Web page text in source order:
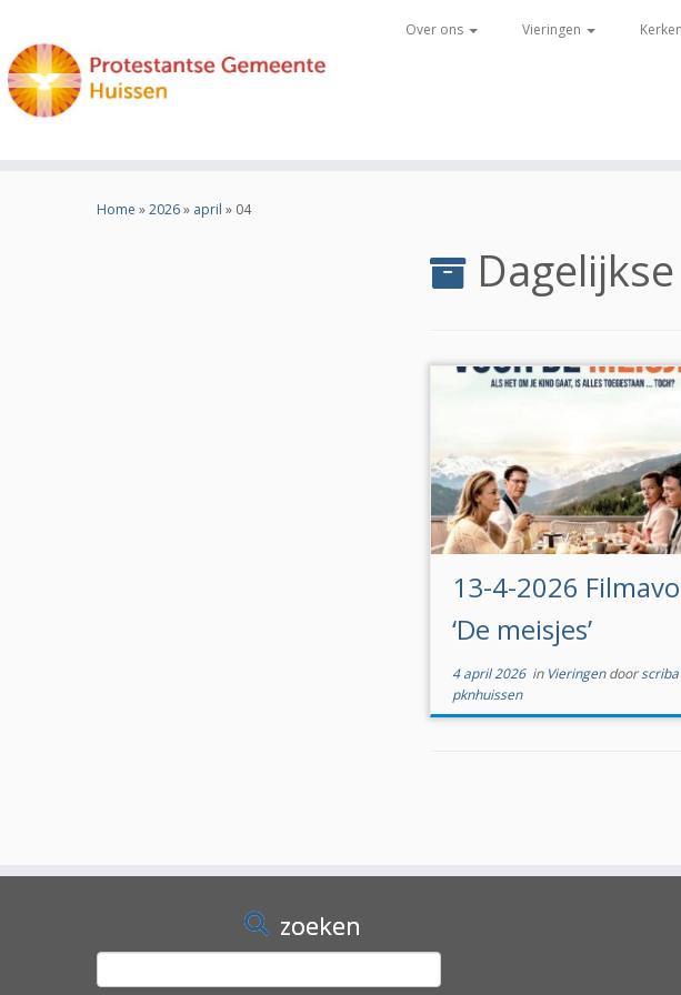
Over ons Vieringen
Home »2026» april » 04
13-4-2026
‘De meisjes’
4 april 2026in Vieringendoorscriba
pknhuissen
zoeken
Zoeken
naar: